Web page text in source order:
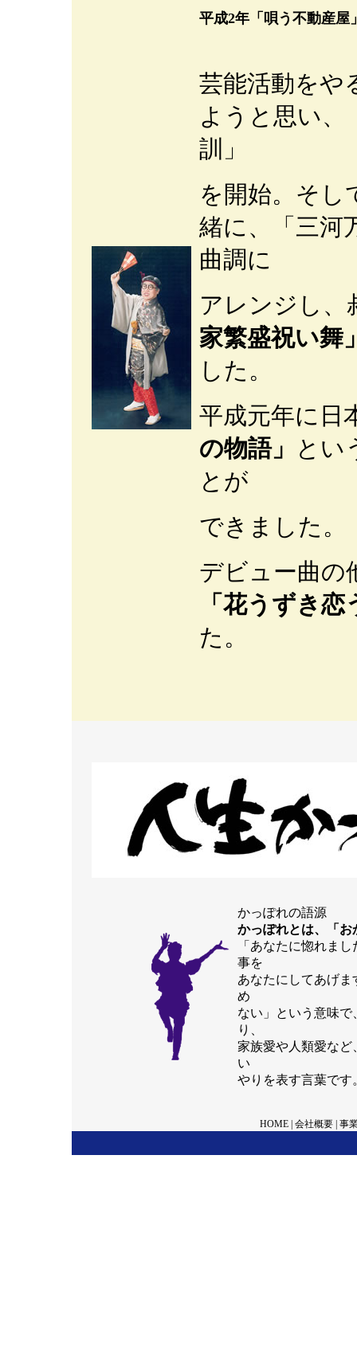
平成2年「唄う不動産屋
芸能活動をや
ようと思い、
訓」
を開始。そし
緒に、「三河
曲調に
アレンジし、
家繁盛祝い舞
した。
平成元年に日
の物語」
とい
とが
できました。
デビュー曲の
「花うずき
た。
かっぽれの語源
かっぽれとは、「お
「あなたに惚れま
事を
あなたにしてあげ
め
ない」という意味
り、
家族愛や人類愛など
い
やりを表す言葉です
HOME 会社概要 事